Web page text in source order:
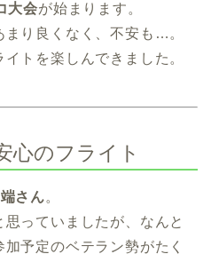
大会が始まります。
り良くなく、不安も…。
トを楽しんできました。
心のフライト
さん。
思っていましたが、なんと
予定のベテラン勢がたく